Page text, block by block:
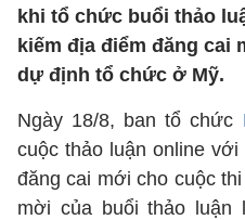
khi tổ chức buổi thảo
kiếm địa điểm đăng cai
dự định tổ chức ở Mỹ.
Ngày 18/8, ban tổ chức
cuộc thảo luận online
đăng cai mới cho cuộc
mời của buổi thảo luận